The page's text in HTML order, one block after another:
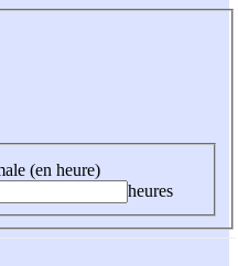
(en heure)
heures